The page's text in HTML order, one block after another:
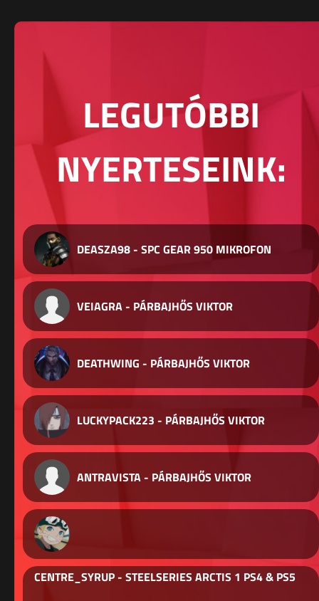
LEGUTÓBBI
NYERTESEINK:
DEASZA98 - SPC GEAR 950 MIKROFON
VEIAGRA - PÁRBAJHŐS VIKTOR
DEATHWING - PÁRBAJHŐS VIKTOR
LUCKYPACK223 - PÁRBAJHŐS VIKTOR
ANTRAVISTA - PÁRBAJHŐS VIKTOR
CENTRE_SYRUP - STEELSERIES ARCTIS 1 PS4 & PS5